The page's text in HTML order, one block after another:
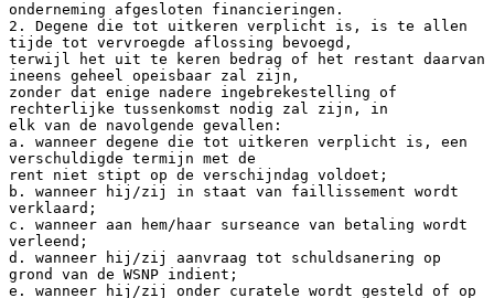
onderneming afgesloten financieringen.
2. Degene die tot uitkeren verplicht is, is te allen
tijde tot vervroegde aflossing bevoegd,
terwijl het uit te keren bedrag of het restant daarvan
ineens geheel opeisbaar zal zijn,
zonder dat enige nadere ingebrekestelling of
rechterlijke tussenkomst nodig zal zijn, in
elk van de navolgende gevallen:
a. wanneer degene die tot uitkeren verplicht is, een
verschuldigde termijn met de
rent niet stipt op de verschijndag voldoet;
b. wanneer hij/zij in staat van faillissement wordt
verklaard;
c. wanneer aan hem/haar surseance van betaling wordt
verleend;
d. wanneer hij/zij aanvraag tot schuldsanering op
grond van de WSNP indient;
e. wanneer hij/zij onder curatele wordt gesteld of op